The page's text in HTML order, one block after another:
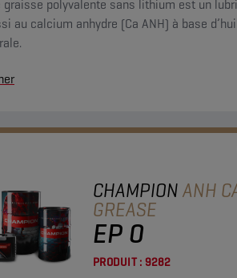
graisse polyvalente sans lithium est un
au calcium anhydre (Ca ANH) à base
CHAMPIONANH
GREASE
EP 0
PRODUIT : 9282